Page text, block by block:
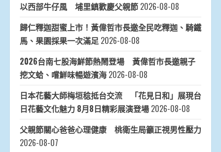
以西部牛仔風 埔里鎮歡慶父親節 2026-08-08
歸仁釋迦甜蜜上市！黃偉哲市長邀全民吃釋迦、騎鐵
馬、果園採果一次滿足 2026-08-08
2026台南七股海鮮節熱鬧登場 黃偉哲市長邀親子
挖文蛤、嚐鮮味暢遊濱海 2026-08-08
日本花藝大師梅垣稔抵台交流 「花見日和」展現台
日花藝文化魅力 8月8日精彩展演登場 2026-08-08
父親節關心爸爸心理健康 桃衛生局籲正視男性壓力
2026-08-07